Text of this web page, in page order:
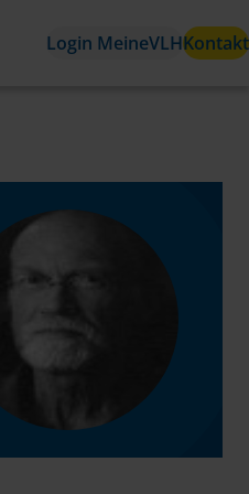
Login MeineVLHKontakt